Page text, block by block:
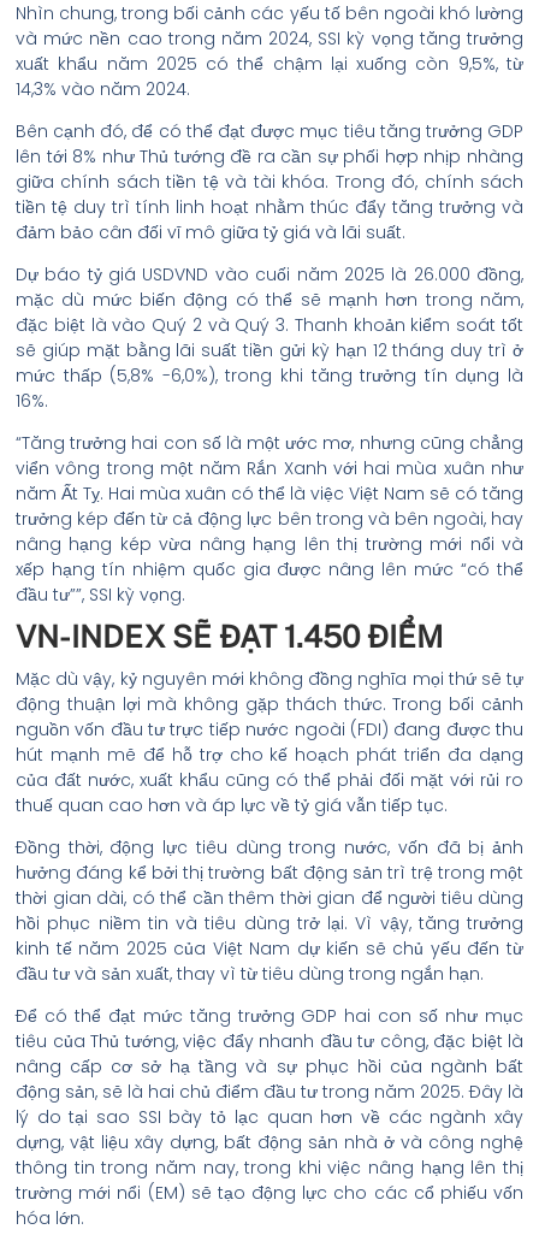
Nhìn chung, trong bối cảnh các yếu tố bên ngoài khó lường
và mức nền cao trong năm 2024, SSI kỳ vọng tăng trưởng
xuất khẩu năm 2025 có thể chậm lại xuống còn 9,5%, từ
14,3% vào năm 2024.
Bên cạnh đó, để có thể đạt được mục tiêu tăng trưởng GDP
lên tới 8% như Thủ tướng đề ra cần sự phối hợp nhịp nhàng
giữa chính sách tiền tệ và tài khóa. Trong đó, chính sách
tiền tệ duy trì tính linh hoạt nhằm thúc đẩy tăng trưởng và
đảm bảo cân đối vĩ mô giữa tỷ giá và lãi suất.
Dự báo tỷ giá USDVND vào cuối năm 2025 là 26.000 đồng,
mặc dù mức biến động có thể sẽ mạnh hơn trong năm,
đặc biệt là vào Quý 2 và Quý 3. Thanh khoản kiểm soát tốt
sẽ giúp mặt bằng lãi suất tiền gửi kỳ hạn 12 tháng duy trì ở
mức thấp (5,8% -6,0%), trong khi tăng trưởng tín dụng là
16%.
“Tăng trưởng hai con số là một ước mơ, nhưng cũng chẳng
viển vông trong một năm Rắn Xanh với hai mùa xuân như
năm Ất Tỵ. Hai mùa xuân có thể là việc Việt Nam sẽ có tăng
trưởng kép đến từ cả động lực bên trong và bên ngoài, hay
nâng hạng kép vừa nâng hạng lên thị trường mới nổi và
xếp hạng tín nhiệm quốc gia được nâng lên mức “có thể
đầu tư””, SSI kỳ vọng.
VN-INDEX SẼ ĐẠT 1.450 ĐIỂM
Mặc dù vậy, kỷ nguyên mới không đồng nghĩa mọi thứ sẽ tự
động thuận lợi mà không gặp thách thức. Trong bối cảnh
nguồn vốn đầu tư trực tiếp nước ngoài (FDI) đang được thu
hút mạnh mẽ để hỗ trợ cho kế hoạch phát triển đa dạng
của đất nước, xuất khẩu cũng có thể phải đối mặt với rủi ro
thuế quan cao hơn và áp lực về tỷ giá vẫn tiếp tục.
Đồng thời, động lực tiêu dùng trong nước, vốn đã bị ảnh
hưởng đáng kể bởi thị trường bất động sản trì trệ trong một
thời gian dài, có thể cần thêm thời gian để người tiêu dùng
hồi phục niềm tin và tiêu dùng trở lại. Vì vậy, tăng trưởng
kinh tế năm 2025 của Việt Nam dự kiến sẽ chủ yếu đến từ
đầu tư và sản xuất, thay vì từ tiêu dùng trong ngắn hạn.
Để có thể đạt mức tăng trưởng GDP hai con số như mục
tiêu của Thủ tướng, việc đẩy nhanh đầu tư công, đặc biệt là
nâng cấp cơ sở hạ tầng và sự phục hồi của ngành bất
động sản, sẽ là hai chủ điểm đầu tư trong năm 2025. Đây là
lý do tại sao SSI bày tỏ lạc quan hơn về các ngành xây
dựng, vật liệu xây dựng, bất động sản nhà ở và công nghệ
thông tin trong năm nay, trong khi việc nâng hạng lên thị
trường mới nổi (EM) sẽ tạo động lực cho các cổ phiếu vốn
hóa lớn.